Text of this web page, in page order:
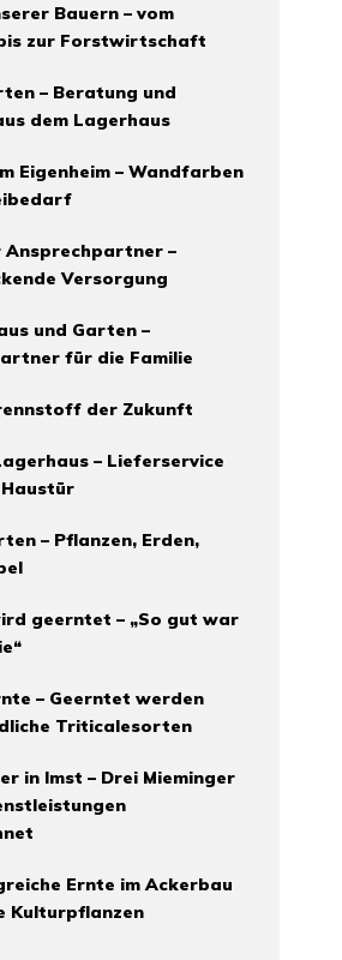
Bauern – vom
zur Forstwirtschaft
– Beratung und
dem Lagerhaus
Eigenheim – Wandfarben
Ansprechpartner –
Versorgung
und Garten –
für die Familie
der Zukunft
– Lieferservice
– Pflanzen, Erden,
geerntet – „So gut war
– Geerntet werden
Triticalesorten
in Imst – Drei Mieminger
Ernte im Ackerbau
Kulturpflanzen